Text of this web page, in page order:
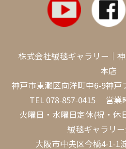
株式会社絨毯ギャラリー｜
本店
神戸市東灘区向洋町中6-9神戸
TEL 078-857-0415 営業
火曜日・水曜日定休(祝・休
絨毯ギャラリ
大阪市中央区今橋4-1-1